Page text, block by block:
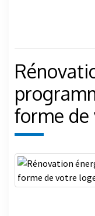
forme